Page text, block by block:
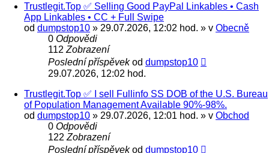
Trustlegit.Top ✅ Selling Good PayPal Linkables • Cash
App Linkables • CC + Full Swipe
od dumpstop10 » 29.07.2026, 12:02 hod. » v Obecně
0 Odpovědi
112 Zobrazení
Poslední příspěvekod dumpstop10
29.07.2026, 12:02 hod.
Trustlegit.Top ✅ I sell Fullinfo SS DOB of the U.S. Bureau
of Population Management Available 90%-98%.
od dumpstop10 » 29.07.2026, 12:01 hod. » v Obchod
0 Odpovědi
122 Zobrazení
Poslední příspěvekod dumpstop10